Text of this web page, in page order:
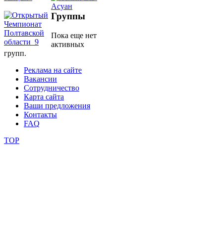
Группы
Пока еще нет
активных
групп.
Реклама на сайте
Вакансии
Сотрудничество
Карта сайта
Ваши предложения
Контакты
FAQ
TOP